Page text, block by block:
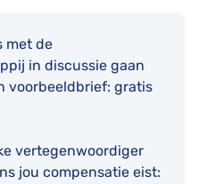
met de
in discussie gaan
voorbeeldbrief: gratis
vertegenwoordiger
jou compensatie eist: